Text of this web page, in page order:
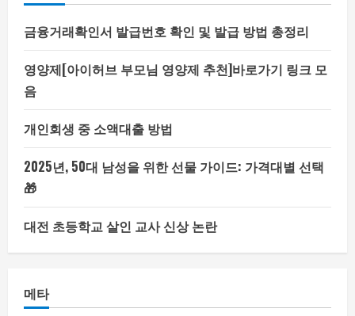
금융거래확인서 발급번호 확인 및 발급 방법 총정리
영양제[아이허브 부모님 영양제 추천]바로가기 링크 모
음
개인회생 중 소액대출 방법
2025년, 50대 남성을 위한 선물 가이드: 가격대별 선택
🎁
대전 초등학교 살인 교사 신상 논란
메타